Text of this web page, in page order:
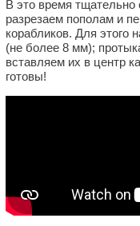
В это время
разрезаем пополам и
корабликов. Для этого
(не более 8 мм);
вставляем их в центр
готовы!